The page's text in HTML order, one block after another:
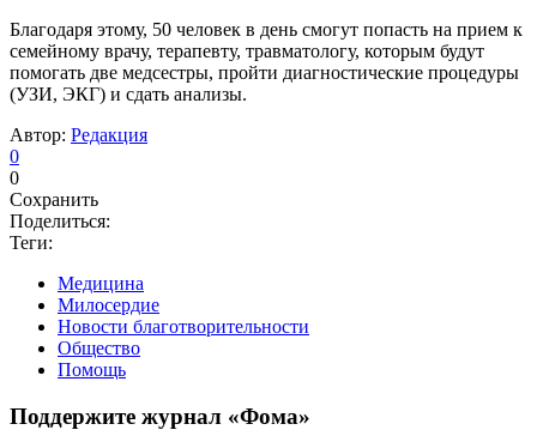
Благодаря этому, 50 человек в день смогут попасть на прием к
семейному врачу, терапевту, травматологу, которым будут
помогать две медсестры, пройти диагностические процедуры
(УЗИ, ЭКГ) и сдать анализы.
Автор: Редакция
0
0
Сохранить
Поделиться:
Теги:
Медицина
Милосердие
Новости благотворительности
Общество
Помощь
Поддержите журнал «Фома»